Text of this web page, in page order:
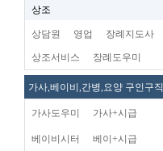
상조
상담원 영업 장례지도사
상조서비스 장례도우미
가사,베이비,간병,요양 구인구직
가사도우미 가사+시급
베이비시터 베이+시급